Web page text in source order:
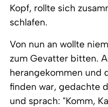
Kopf, rollte sich
schlafen.
Von nun an wollte
zum Gevatter bitten.
herangekommen und
finden war, gedachte
und sprach: "Komm,